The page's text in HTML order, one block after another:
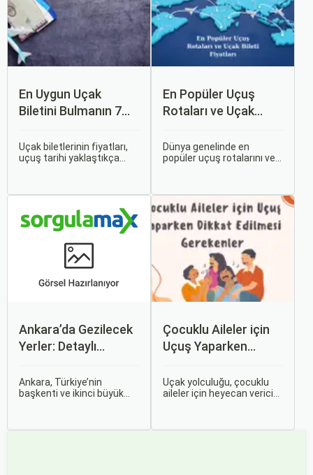
En Uygun Uçak
Biletini Bulmanın 7
Uçak biletlerinin fiyatları,
uçuş tarihi yaklaştıkça
yollarından biridir.
En Popüler Uçuş
Rotaları ve Uçak
Dünya genelinde en
popüler uçuş rotalarını ve
kapsamlı bir konudur. En
popüler rotalar, çeşitli
faktörlere bağlı olarak
değişebilir; bunlar arasında
ekonomik durumlar, turizm
trendleri ve uluslararası
ilişkiler bulunmaktadır.
Ankara’da Gezilecek
Yerler: Detaylı
Ankara, Türkiye’nin
başkenti ve ikinci büyük
Çocuklu Aileler için
Uçuş Yaparken
Gerekenler
Uçak yolculuğu, çocuklu
aileler için heyecan verici